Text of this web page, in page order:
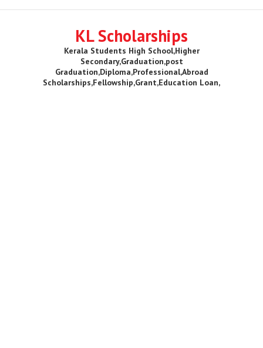
KL Scholarships
Kerala Students High School,Higher
Secondary,Graduation,post
Graduation,Diploma,Professional,Abroad
Scholarships,Fellowship,Grant,Education Loan,